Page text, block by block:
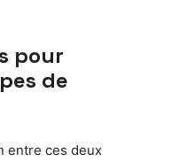
pour
de
entre ces deux